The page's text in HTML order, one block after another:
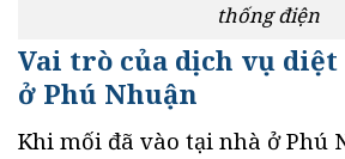
thống điện
Vai trò của dịch vụ
ở Phú Nhuận
Khi mối đã vào tại nhà ở Phú